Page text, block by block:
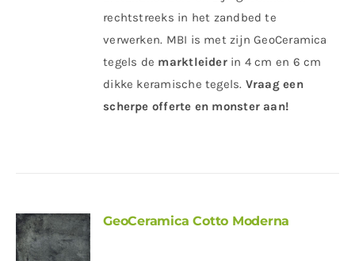
rechtstreeks in het zandbed te
verwerken. MBI is met zijn GeoCeramica
tegels de marktleiderin 4 cm en 6 cm
dikke keramische tegels. Vraag een
scherpe offerte en monster aan!
GeoCeramica Cotto Moderna